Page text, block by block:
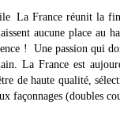
La France réunit la
aucune place au
! Une passion qui
La France est
de haute qualité,
façonnages (doubles